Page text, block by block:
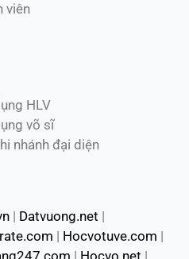
viên
HLV
võ sĩ
nhánh đại diện
| Datvuong.net |
| Hocvotuve.com |